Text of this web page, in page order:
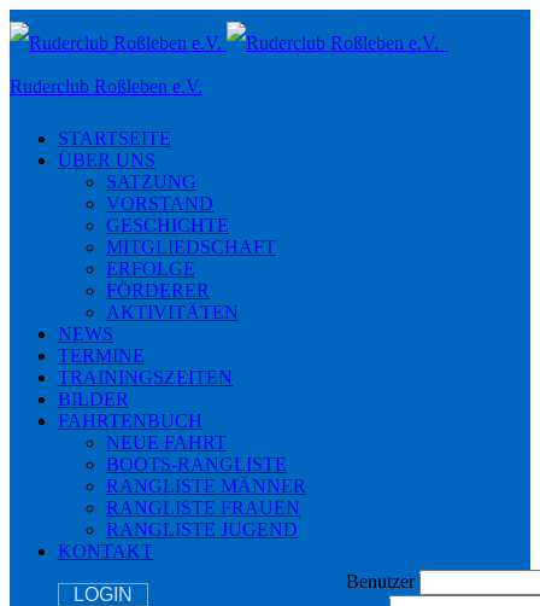
Toggle
navigation
Ruderclub Roßleben e.V.
STARTSEITE
ÜBER UNS
SATZUNG
VORSTAND
GESCHICHTE
MITGLIEDSCHAFT
ERFOLGE
FÖRDERER
AKTIVITÄTEN
NEWS
TERMINE
TRAININGSZEITEN
BILDER
FAHRTENBUCH
NEUE FAHRT
BOOTS-RANGLISTE
RANGLISTE MÄNNER
RANGLISTE FRAUEN
RANGLISTE JUGEND
KONTAKT
LOGIN
Benutzer